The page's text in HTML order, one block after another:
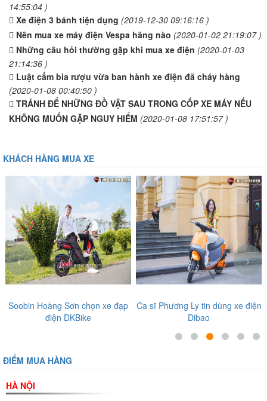
14:55:04 )
Xe điện 3 bánh tiện dụng (2019-12-30 09:16:16 )
Nên mua xe máy điện Vespa hãng nào (2020-01-02 21:19:07 )
Những câu hỏi thường gặp khi mua xe điện (2020-01-03
21:14:36 )
Luật cấm bia rượu vừa ban hành xe điện đã cháy hàng
(2020-01-08 00:40:50 )
TRÁNH ĐỂ NHỮNG ĐỒ VẬT SAU TRONG CỐP XE MÁY NẾU
KHÔNG MUỐN GẶP NGUY HIỂM (2020-01-08 17:51:57 )
KHÁCH HÀNG MUA XE
Soobin Hoàng Sơn chọn xe đạp
điện DKBike
Ca sĩ Phương Ly tin dùng xe điện
Dibao
‹ ›
ĐIỂM MUA HÀNG
HÀ NỘI